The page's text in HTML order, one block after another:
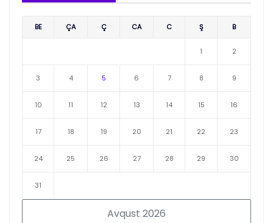
Avqust 2026
BE ÇA Ç CA C Ş B
1 2
3 4 5 6 7 8 9
10 11 12 13 14 15 16
17 18 19 20 21 22 23
24 25 26 27 28 29 30
31